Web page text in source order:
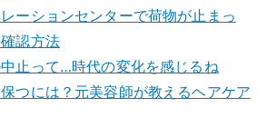
ーションセンターで荷物が止まっ
認方法
止って…時代の変化を感じるね
つには？元美容師が教えるヘアケア